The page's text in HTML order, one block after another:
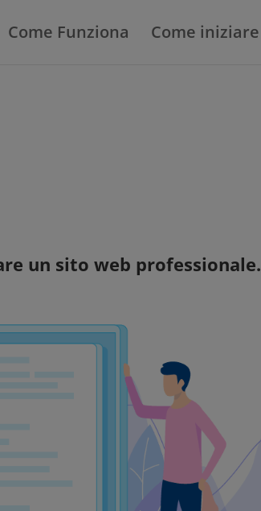
Come Funziona Come iniziare
un sito web professionale.